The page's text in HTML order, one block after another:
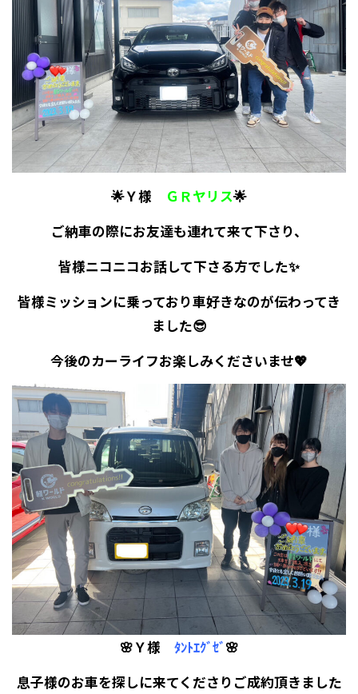
🌟Ｙ様 ＧＲヤリス🌟
ご納車の際にお友達も連れて来て下さり、
皆様ニコニコお話して下さる方でした✨
皆様ミッションに乗っており車好きなのが伝わってき
ました😎
今後のカーライフお楽しみくださいませ💖
🌸Ｙ様 ﾀﾝﾄｴｸﾞｾﾞ🌸
息子様のお車を探しに来てくださりご成約頂きました